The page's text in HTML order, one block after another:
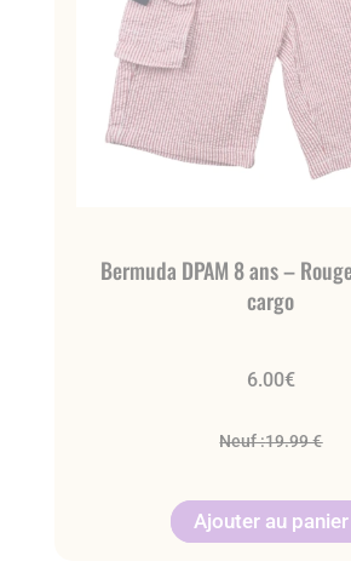
Bermuda DPAM 8 ans –
cargo
6.00€
Neuf :19.99 €
Ajouter au panier